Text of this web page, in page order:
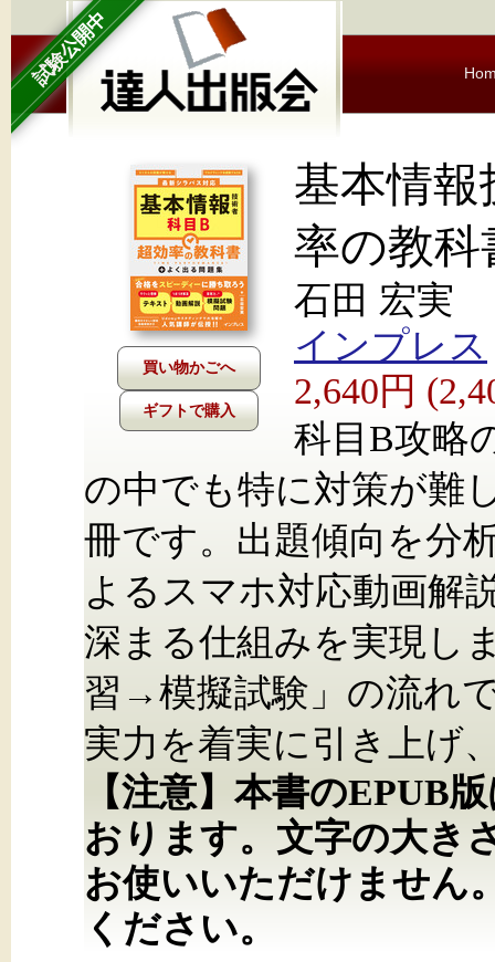
試験公開中
ギフトで購入
基本情報
率の教科
石田 宏実
インプレス
2,640円
科目B攻略
の中でも特に対策が難
冊です。出題傾向を分
よるスマホ対応動画解
深まる仕組みを実現し
習→模擬試験」の流れ
実力を着実に引き上げ
【注意】本書のEPUB
おります。文字の大き
お使いいただけません
ください。